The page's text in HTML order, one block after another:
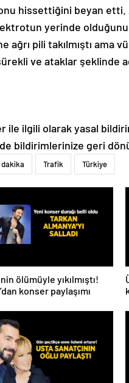
hissettiğini beyan etti.
yerinde
ağrı pili takılmıştı ama
ve ataklar şeklinde
ile ilgili olarak yasal
bildirimlerinize geri
Trafik Türkiye
ölümüyle yıkılmıştı!
konser paylaşımı